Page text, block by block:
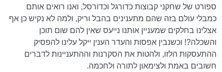
ספורט של שחקני קבוצות כדורגל וכדורסל, ואנו רואים אותם
כמבלי עולם בזה שהם מתענינים בהבל וריק, ולמה לא נקיש כן אף
אצלינו בחלקים שמעניין אותנו נייעס שאין להם שום תוכן
והשכלה?! וכשנבין אפסות והעדר הענין ייקל עלינו להפסיק
ההתעסקות הלזו, ולהטות את הסקרנות וההתעניינות לדברים
חשובים באמת ולצימאון לתורה ולחכמה.